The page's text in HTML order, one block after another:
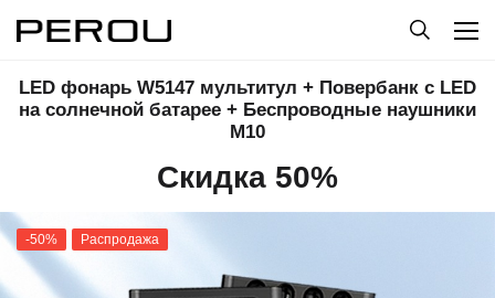
LED фонарь W5147 мультитул + Повербанк с LED
на солнечной батарее + Беспроводные наушники
M10
Скидка 50%
-50% Распродажа